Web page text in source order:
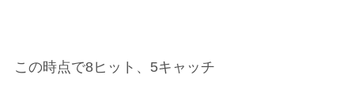
この時点で8ヒット、5キャッチ